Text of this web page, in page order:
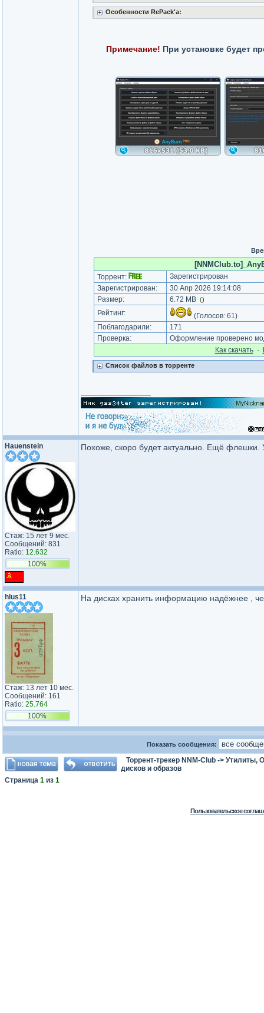
Особенности RePack'a:
Примечание! При установке будет
Торрент:
Зарегистрирован
Зарегистрирован:
30 Апр 2026 19:14:08
Размер:
6.72 MB ()
Рейтинг: (Голосов: 61)
Поблагодарили:
171
Проверка:
Оформление проверено
Как cкачать·
Список файлов в торренте
Hauenstein
Стаж: 15 лет 9 мес.
Сообщений: 831
Ratio: 12.632
100%
Похоже, скоро будет актуально. Ещё
hlus11
Стаж: 13 лет 10 мес.
Сообщений: 161
Ratio: 25.764
100%
На дисках хранить информацию надёжнее ,
Показать сообщения:
Торрент-трекер NNM-Club -> Утилиты,
дисков и образов
Страница 1 из 1
Пользовательское